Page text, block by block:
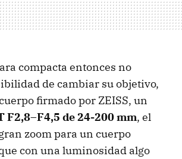
compacta entonces no
de cambiar su objetivo,
firmado por ZEISS, un
F2,8–F4,5 de 24-200 mm, el
zoom para un cuerpo
con una luminosidad algo